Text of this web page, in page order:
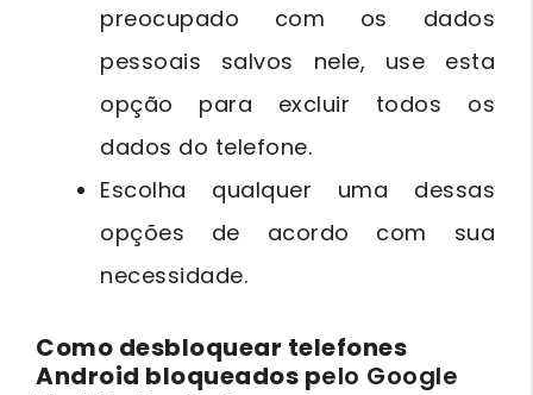
preocupado com os dados
pessoais salvos nele, use esta
opção para excluir todos os
dados do telefone.
Escolha qualquer uma dessas
opções de acordo com sua
necessidade.
Como desbloquear telefones
Android bloqueados pelo Google